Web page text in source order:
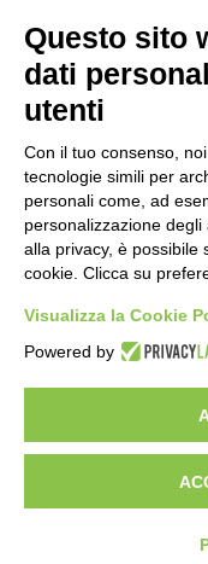
Copyright 2012 –
01544010463 | codice
Le informazioni
operatori
Questo sito
dati
utenti
Con il tuo consenso,
tecnologie simili per
personali come, ad
personalizzazione
alla privacy, è possibile
cookie. Clicca su
Visualizza la Cookie
Powered by